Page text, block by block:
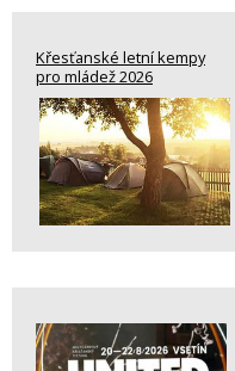
Křesťanské letní kempy
pro mládež 2026